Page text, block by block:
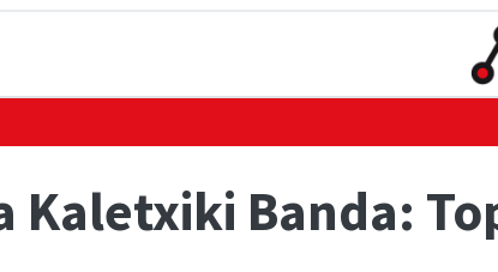
Kaletxiki Banda: